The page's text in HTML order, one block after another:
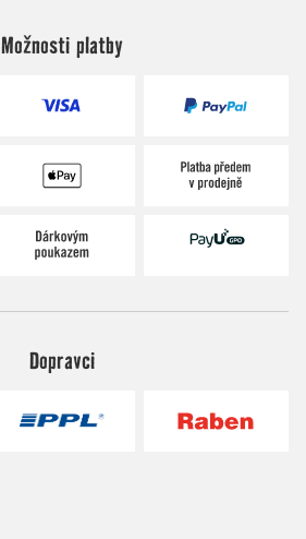
Možnosti platby
Dopravci